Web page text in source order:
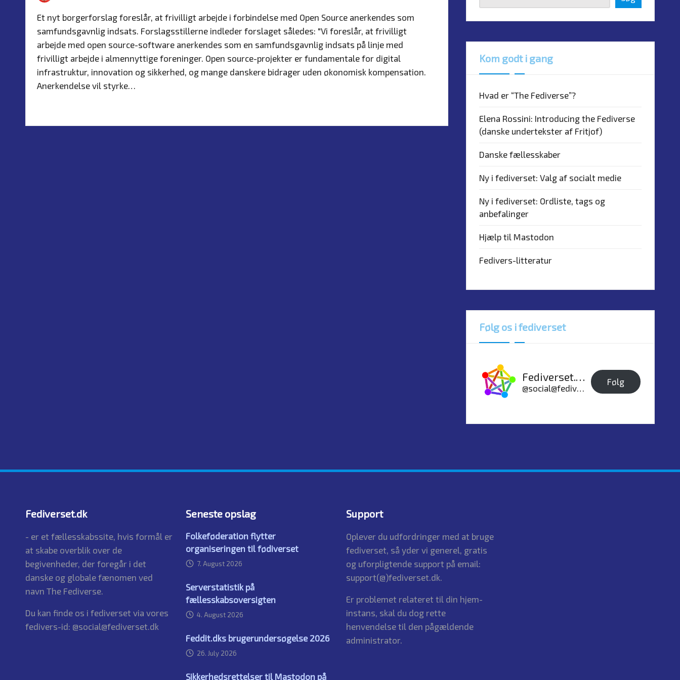
by
in
Et nyt borgerforslag foreslår, at frivilligt arbejde i forbindelse med Open Source anerkendes som
samfundsgavnlig indsats. Forslagsstillerne indleder forslaget således: "Vi foreslår, at frivilligt
arbejde med open source-software anerkendes som en samfundsgavnlig indsats på linje med
frivilligt arbejde i almennyttige foreninger. Open source-projekter er fundamentale for digital
infrastruktur, innovation og sikkerhed, og mange danskere bidrager uden økonomisk kompensation.
Anerkendelse vil styrke…
Kom godt i gang
Hvad er “The Fediverse”?
Elena Rossini: Introducing the Fediverse
(danske undertekster af Fritjof)
Danske fællesskaber
Ny i fediverset: Valg af socialt medie
Ny i fediverset: Ordliste, tags og
anbefalinger
Hjælp til Mastodon
Fedivers-litteratur
Følg os i fediverset
Fediverset.dk
@social@fediverset.dk
Følg
Fediverset.dk
- er et fællesskabssite, hvis formål er
at skabe overblik over de
begivenheder, der foregår i det
danske og globale fænomen ved
navn The Fediverse.
Du kan finde os i fediverset via vores
fedivers-id: @social@fediverset.dk
Seneste opslag
Folkeføderation flytter
organiseringen til fødiverset
7. August 2026
Serverstatistik på
fællesskabsoversigten
4. August 2026
Feddit.dks brugerundersøgelse 2026
26. July 2026
Sikkerhedsrettelser til Mastodon på
Support
Oplever du udfordringer med at bruge
fediverset, så yder vi generel, gratis
og uforpligtende support på email:
support(@)fediverset.dk.
Er problemet relateret til din hjem-
instans, skal du dog rette
henvendelse til den pågældende
administrator.